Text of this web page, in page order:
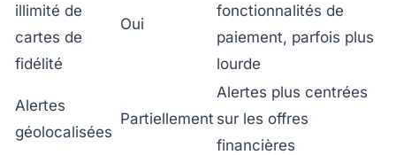
illimité de
cartes de
fidélité
Oui
fonctionnalités de
paiement, parfois plus
lourde
Alertes
géolocalisées
Partiellement
Alertes plus centrées
sur les offres
financières